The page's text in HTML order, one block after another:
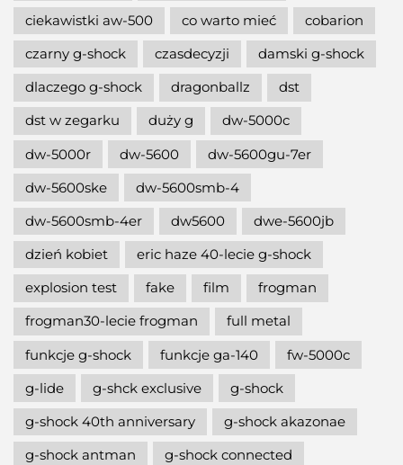
ciekawistki aw-500
co warto mieć
cobarion
czarny g-shock
czasdecyzji
damski g-shock
dlaczego g-shock
dragonballz
dst
dst w zegarku
duży g
dw-5000c
dw-5000r
dw-5600
dw-5600gu-7er
dw-5600ske
dw-5600smb-4
dw-5600smb-4er
dw5600
dwe-5600jb
dzień kobiet
eric haze 40-lecie g-shock
explosion test
fake film
frogman
frogman30-lecie frogman
full metal
funkcje g-shock
funkcje ga-140
fw-5000c
g-lide
g-shck exclusive
g-shock
g-shock 40th anniversary
g-shock akazonae
g-shock antman
g-shock connected